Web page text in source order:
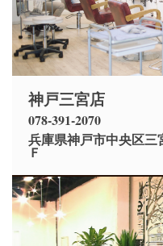
神戸三宮店
078-391-2070
兵庫県神戸市中央区
Ｆ